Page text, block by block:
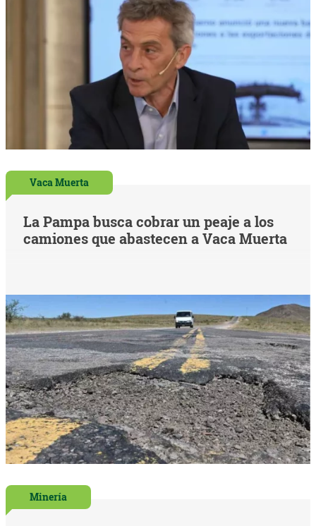
Vaca Muerta
La Pampa busca cobrar un peaje a los
camiones que abastecen a Vaca Muerta
Minería